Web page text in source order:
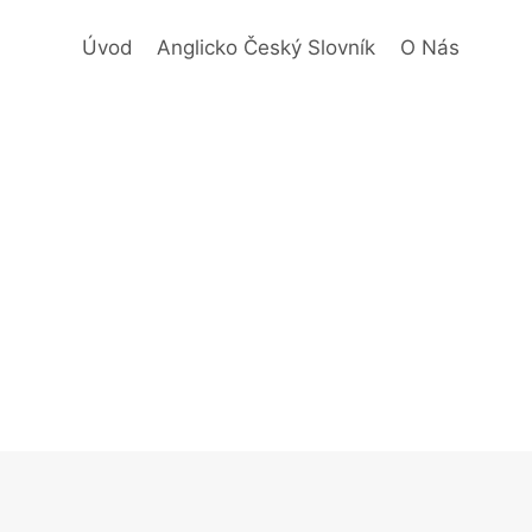
Úvod Anglicko Český Slovník O Nás